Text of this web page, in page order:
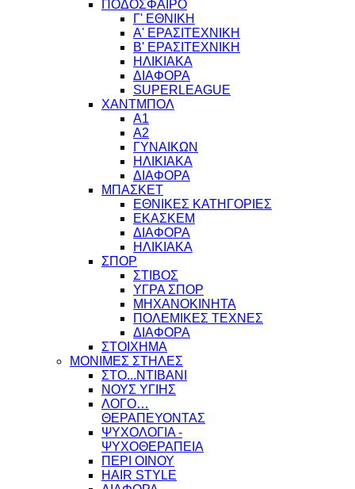
ΠΟΔΟΣΦΑΙΡΟ
Γ' ΕΘΝΙΚΗ
Α' ΕΡΑΣΙΤΕΧΝΙΚΗ
Β' ΕΡΑΣΙΤΕΧΝΙΚΗ
ΗΛΙΚΙΑΚΑ
ΔΙΑΦΟΡΑ
SUPERLEAGUE
ΧΑΝΤΜΠΟΛ
Α1
Α2
ΓΥΝΑΙΚΩΝ
ΗΛΙΚΙΑΚΑ
ΔΙΑΦΟΡΑ
ΜΠΑΣΚΕΤ
ΕΘΝΙΚΕΣ ΚΑΤΗΓΟΡΙΕΣ
ΕΚΑΣΚΕΜ
ΔΙΑΦΟΡΑ
ΗΛΙΚΙΑΚΑ
ΣΠΟΡ
ΣΤΙΒΟΣ
ΥΓΡΑ ΣΠΟΡ
ΜΗΧΑΝΟΚΙΝΗΤΑ
ΠΟΛΕΜΙΚΕΣ ΤΕΧΝΕΣ
ΔΙΑΦΟΡΑ
ΣΤΟΙΧΗΜΑ
ΜΟΝΙΜΕΣ ΣΤΗΛΕΣ
ΣΤΟ...ΝΤΙΒΑΝΙ
ΝΟΥΣ ΥΓΙΗΣ
ΛΟΓΟ…
ΘΕΡΑΠΕΥΟΝΤΑΣ
ΨΥΧΟΛΟΓΙΑ -
ΨΥΧΟΘΕΡΑΠΕΙΑ
ΠΕΡΙ ΟΙΝΟΥ
HAIR STYLE